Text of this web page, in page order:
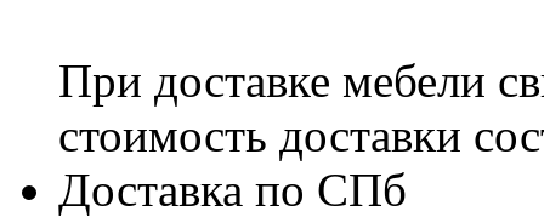
При доставке мебели
стоимость доставки
Доставка по СПб